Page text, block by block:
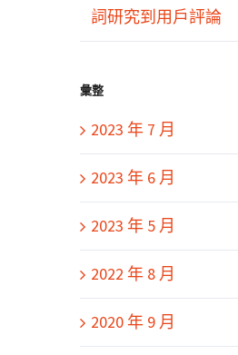
詞研究到用戶評論
彙整
2023 年 7 月
2023 年 6 月
2023 年 5 月
2022 年 8 月
2020 年 9 月